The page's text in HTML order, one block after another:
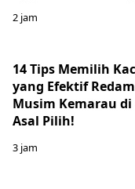
2 jam
14 Tips Memilih
yang Efektif
Musim Kemarau
Asal Pilih!
3 jam